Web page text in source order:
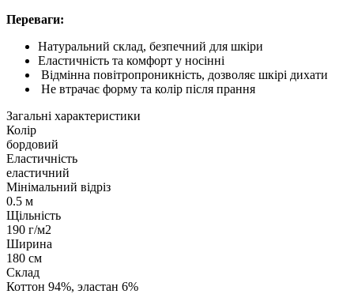
Переваги:
Натуральний склад, безпечний для шкіри
Еластичність та комфорт у носінні
Відмінна повітропроникність, дозволяє шкірі дихати
Не втрачає форму та колір після прання
Загальні характеристики
Колір
бордовий
Еластичність
еластичний
Мінімальний відріз
0.5 м
Щільність
190 г/м2
Ширина
180 см
Склад
Коттон 94%, эластан 6%